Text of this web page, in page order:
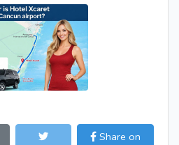
Share on